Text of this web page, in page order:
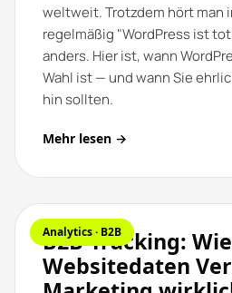
weltweit. Trotzdem hört man
regelmäßig "WordPress ist
anders. Hier ist, wann
Wahl ist — und wann Sie
hin sollten.
Mehr lesen →
Analytics · B2B
B2B-Tracking: Wie
Websitedaten